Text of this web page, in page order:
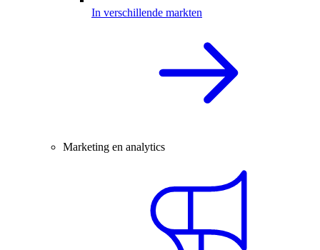
In verschillende markten
Marketing en analytics